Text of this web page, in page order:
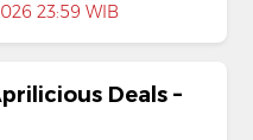
23:59 WIB
Deals –